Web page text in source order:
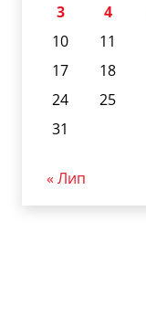
3
4
10
11
17
18
24
25
31
« Лип